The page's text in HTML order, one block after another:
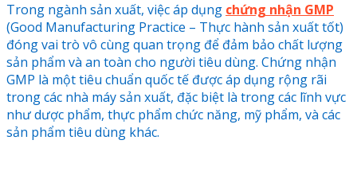
Trong ngành sản xuất, việc áp dụng chứng nhận GMP
(Good Manufacturing Practice – Thực hành sản xuất tốt)
đóng vai trò vô cùng quan trọng để đảm bảo chất lượng
sản phẩm và an toàn cho người tiêu dùng. Chứng nhận
GMP là một tiêu chuẩn quốc tế được áp dụng rộng rãi
trong các nhà máy sản xuất, đặc biệt là trong các lĩnh vực
như dược phẩm, thực phẩm chức năng, mỹ phẩm, và các
sản phẩm tiêu dùng khác.